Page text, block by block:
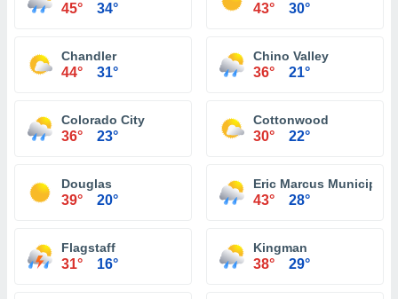
45° 34° 43° 30°
Chandler
44° 31°
Chino Valley
36° 21°
Colorado City
36° 23°
Cottonwood
30° 22°
Douglas
39° 20°
Eric Marcus Municipal
43° 28°
Flagstaff
31° 16°
Kingman
38° 29°